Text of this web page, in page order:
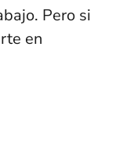
Pero si
en